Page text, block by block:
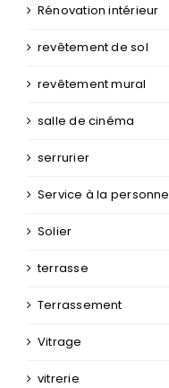
Rénovation intérieur
revêtement de sol
revêtement mural
salle de cinéma
serrurier
Service à la personne
Solier
terrasse
Terrassement
Vitrage
vitrerie